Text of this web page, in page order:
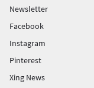
Newsletter
Facebook
Instagram
Pinterest
Xing News